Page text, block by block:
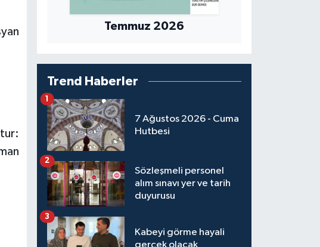
Temmuz 2026
Trend Haberler
7 Ağustos 2026 - Cuma
Hutbesi
1
Sözleşmeli personel
alım sınavı yer ve tarih
duyurusu
2
Kabeyi görme hayali
gerçek olacak
3